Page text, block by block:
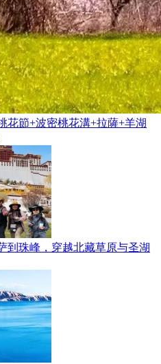
花節+波密桃花溝+拉薩+羊湖
到珠峰，穿越北藏草原与圣湖